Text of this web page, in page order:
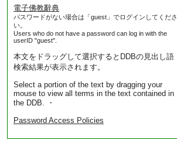
電子佛教辭典
パスワードがない場合は「guest」でログインしてくださ
い。
Users who do not have a password can log in with the
userID "guest".
本文をドラッグして選択するとDDBの見出し語
検索結果が表示されます。
Select a portion of the text by dragging your
mouse to view all terms in the text contained in
the DDB. ・
Password Access Policies